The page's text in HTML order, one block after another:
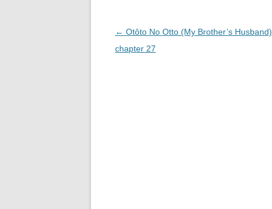
o
k
投
稿
← Otôto No Otto (My Brother’s Husband)
chapter 27